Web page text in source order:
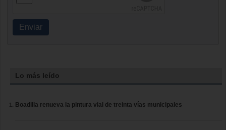
Enviar
Lo más leído
Boadilla renueva la pintura vial de treinta vías municipales